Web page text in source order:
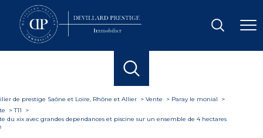
de prestige Saône et Loire, Rhône et Allier Vente
Paray le monial
T11
du xix avec grandes dependances et piscine sur un ensemble de 4 hectares